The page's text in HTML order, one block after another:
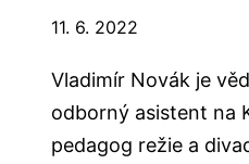
11. 6. 2022
Vladimír Novák je
odborný asistent na
pedagog režie a